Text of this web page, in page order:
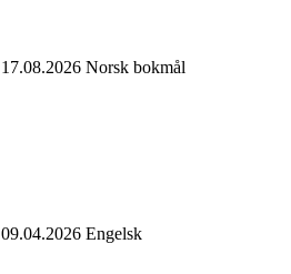
17.08.2026 Norsk bokmål
09.04.2026 Engelsk